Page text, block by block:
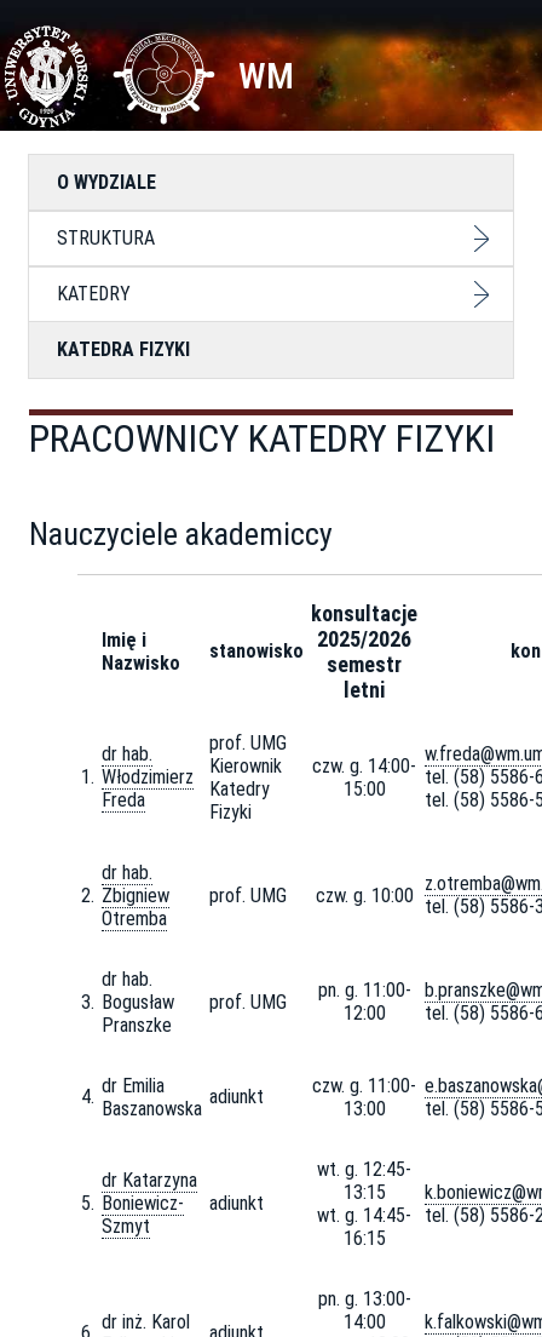
do
treści
high
contrast
WM
O WYDZIALE
STRUKTURA
KATEDRY
KATEDRA FIZYKI
PRACOWNICY KATEDRY FIZYKI
Nauczyciele akademiccy
Imię i
Nazwisko
stanowisko
konsultacje
2025/2026
semestr
letni
1.
dr hab.
Włodzimierz
Freda
prof. UMG
Kierownik
Katedry
Fizyki
czw. g. 14:00-
15:00
tel. (58) 5586-
tel. (58) 5586-
2.
dr hab.
Zbigniew
Otremba
prof. UMG czw. g. 10:00 tel. (58) 5586-
3.
dr hab.
Bogusław
Pranszke
prof. UMG
pn. g. 11:00-
12:00
tel. (58) 5586-
4. dr Emilia
Baszanowska
adiunkt
czw. g. 11:00-
13:00
tel. (58) 5586-
5.
dr Katarzyna
Boniewicz-
Szmyt
adiunkt
wt. g. 12:45-
13:15
wt. g. 14:45-
16:15
tel. (58) 5586-
6. dr inż. Karol
adiunkt
pn. g. 13:00-
14:00